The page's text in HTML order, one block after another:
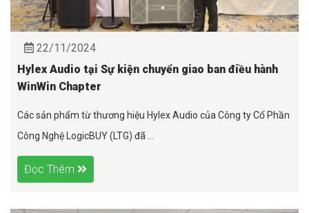
22/11/2024
Hylex Audio tại Sự kiện chuyển giao ban điều hành
WinWin Chapter
Các sản phẩm từ thương hiệu Hylex Audio của Công ty Cổ Phần
Công Nghệ LogicBUY (LTG) đã ...
Đọc Thêm